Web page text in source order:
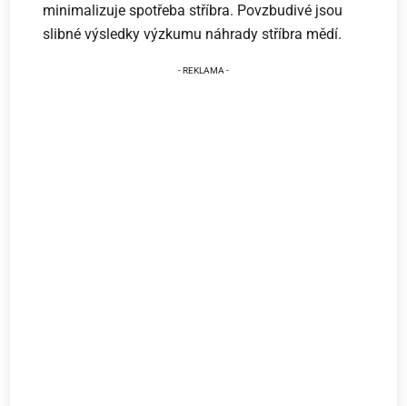
minimalizuje spotřeba stříbra. Povzbudivé jsou
slibné výsledky výzkumu náhrady stříbra mědí.